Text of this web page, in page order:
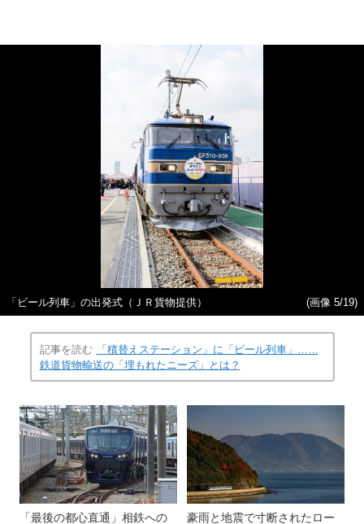
「ビール列車」の出発式（ＪＲ貨物提供） (画像 5/19)
記事を読む
「積替えステーション」に「ビール列車」……
鉄道貨物輸送の「埋もれたニーズ」とは？
「最後の都心直通」相鉄への
豪雨と地震で寸断されたロー